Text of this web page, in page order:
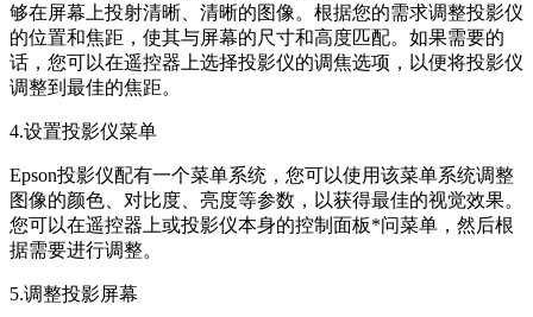
够在屏幕上投射清晰、清晰的图像。根据您的需求调整投影仪
的位置和焦距，使其与屏幕的尺寸和高度匹配。如果需要的
话，您可以在遥控器上选择投影仪的调焦选项，以便将投影仪
调整到最佳的焦距。
4.设置投影仪菜单
Epson投影仪配有一个菜单系统，您可以使用该菜单系统调整
图像的颜色、对比度、亮度等参数，以获得最佳的视觉效果。
您可以在遥控器上或投影仪本身的控制面板*问菜单，然后根
据需要进行调整。
5.调整投影屏幕